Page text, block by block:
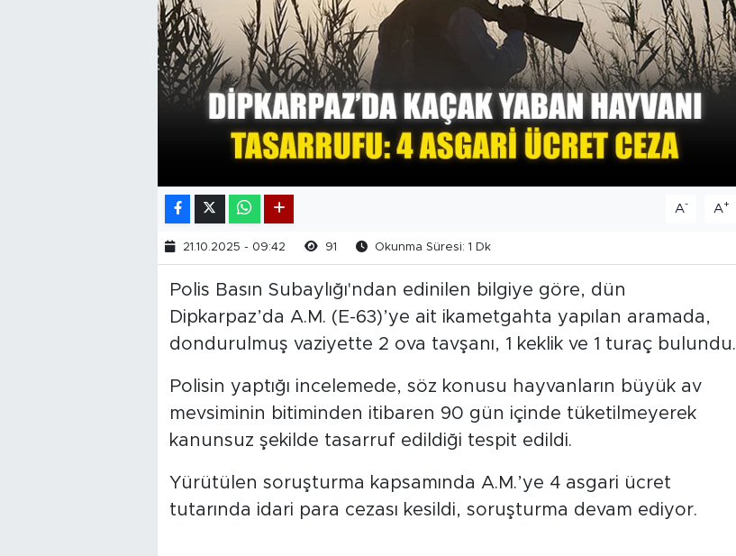
A- A+
21.10.2025 - 09:42 91 Okunma Süresi: 1 Dk
Polis Basın Subaylığı'ndan edinilen bilgiye göre, dün
Dipkarpaz’da A.M. (E-63)’ye ait ikametgahta yapılan aramada,
dondurulmuş vaziyette 2 ova tavşanı, 1 keklik ve 1 turaç bulundu.
Polisin yaptığı incelemede, söz konusu hayvanların büyük av
mevsiminin bitiminden itibaren 90 gün içinde tüketilmeyerek
kanunsuz şekilde tasarruf edildiği tespit edildi.
Yürütülen soruşturma kapsamında A.M.’ye 4 asgari ücret
tutarında idari para cezası kesildi, soruşturma devam ediyor.